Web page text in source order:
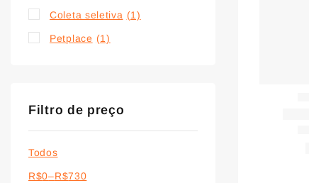
Coleta seletiva (1)
Petplace (1)
Filtro de preço
Todos
R$0–R$730